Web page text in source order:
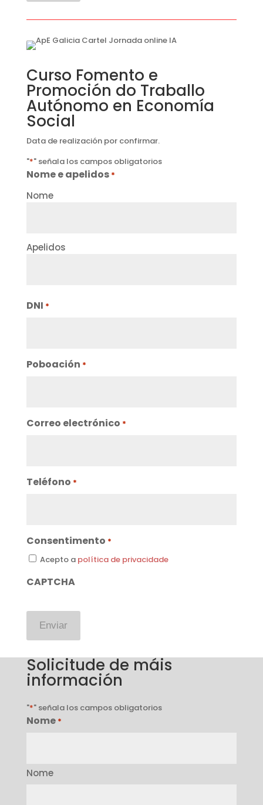
Curso Fomento e
Promoción do Traballo
Autónomo en Economía
Social
Data de realización por confirmar.
"*" señala los campos obligatorios
Nome e apelidos *
Nome
Apelidos
DNI *
Poboación *
Correo electrónico *
Teléfono *
Consentimento *
Acepto a política de privacidade
CAPTCHA
Solicitude de máis
información
"*" señala los campos obligatorios
Nome *
Nome